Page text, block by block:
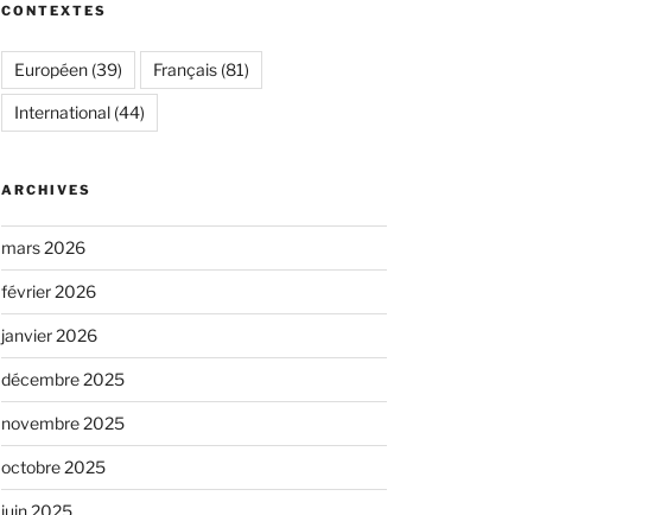
CONTEXTES
Européen(39) Français(81)
International(44)
ARCHIVES
mars 2026
février 2026
janvier 2026
décembre 2025
novembre 2025
octobre 2025
juin 2025